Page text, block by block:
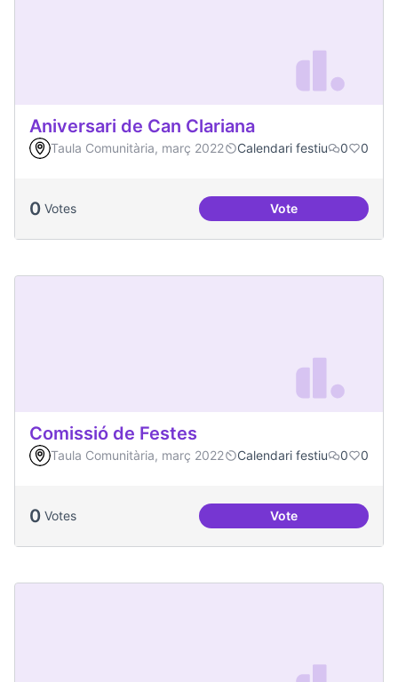
Aniversari de Can Clariana
Taula Comunitària, març 2022 Calendari festiu 0 0
0 Votes VoteAniversari de Can
Comissió de Festes
Taula Comunitària, març 2022 Calendari festiu 0 0
0 Votes VoteComissió de